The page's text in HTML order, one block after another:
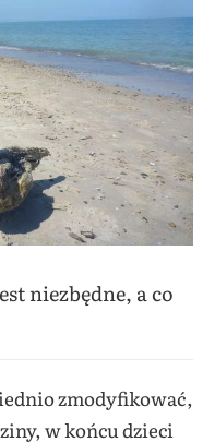
niezbędne, a co
zmodyfikować,
w końcu dzieci